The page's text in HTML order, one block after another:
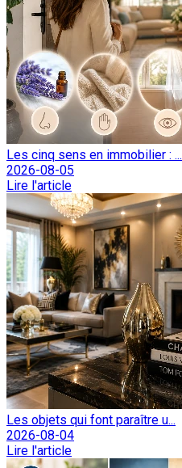
Les cinq sens en immobilier : ...
2026-08-05
Lire l'article
Les objets qui font paraître u...
2026-08-04
Lire l'article